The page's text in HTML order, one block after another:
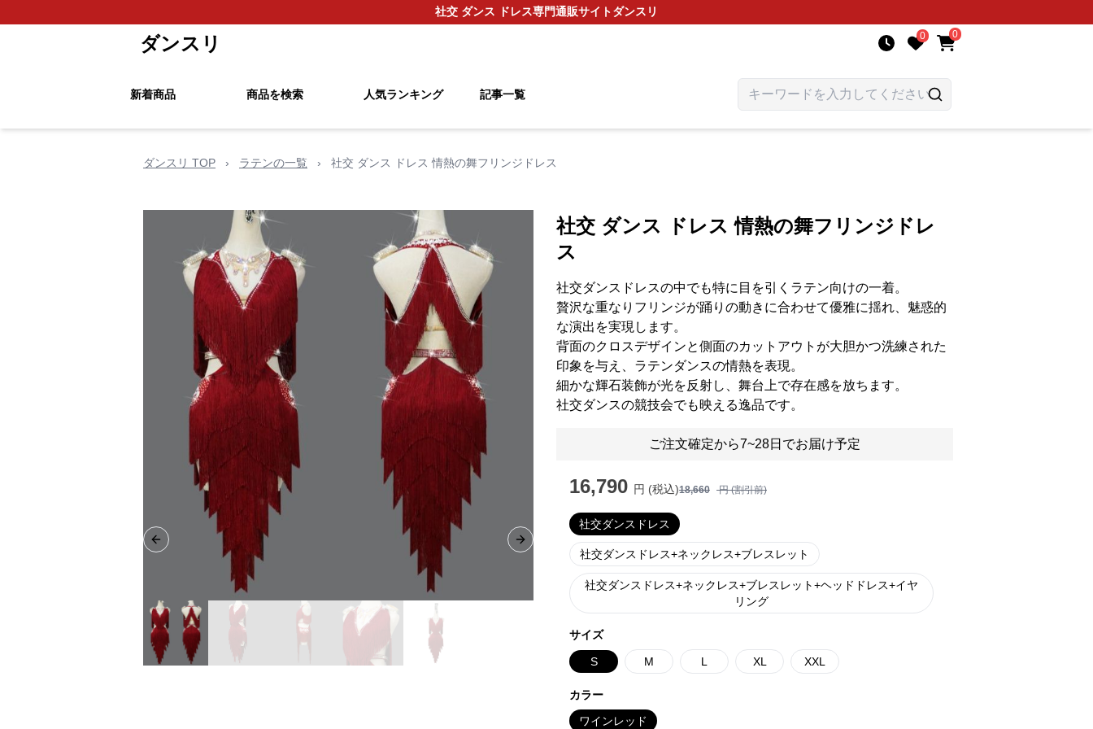
社交 ダンス ドレス専門通販サイトダンスリ
ダンスリ 0 0
新着商品 商品を検索 人気ランキング 記事一覧
ダンスリ TOP › ラテンの一覧 › 社交 ダンス ドレス 情熱の舞フリンジドレス
Previous slide Next slide
社交 ダンス ドレス 情熱の舞フリンジドレ
ス
社交ダンスドレスの中でも特に目を引くラテン向けの一着。
贅沢な重なりフリンジが踊りの動きに合わせて優雅に揺れ、魅惑的
な演出を実現します。
背面のクロスデザインと側面のカットアウトが大胆かつ洗練された
印象を与え、ラテンダンスの情熱を表現。
細かな輝石装飾が光を反射し、舞台上で存在感を放ちます。
社交ダンスの競技会でも映える逸品です。
ご注文確定から7~28日でお届け予定
16,790 円 (税込)18,660 円 (割引前)
社交ダンスドレス
社交ダンスドレス+ネックレス+ブレスレット
社交ダンスドレス+ネックレス+ブレスレット+ヘッドドレス+イヤ
リング
サイズ
S M L XL XXL
カラー
ワインレッド